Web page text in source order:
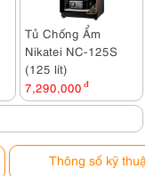
Tủ Chống Ẩm
Nikatei NC-125S
(125 lít)
7,290,000 đ
Thông số kỹ thuật